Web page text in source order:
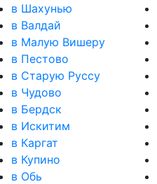
в Шахунью
в Валдай
в Малую Вишеру
в Пестово
в Старую Руссу
в Чудово
в Бердск
в Искитим
в Каргат
в Купино
в Обь